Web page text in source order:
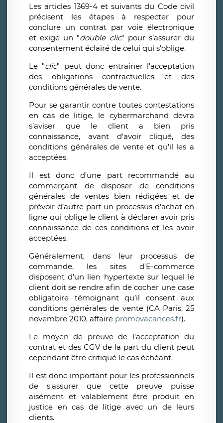
Les articles 1369-4 et suivants du Code civil
précisent les étapes à respecter pour
conclure un contrat par voie électronique
et exige un "double clic" pour s’assurer du
consentement éclairé de celui qui s’oblige.
Le "clic" peut donc entrainer l'acceptation
des obligations contractuelles et des
conditions générales de vente.
Pour se garantir contre toutes contestations
en cas de litige, le cybermarchand devra
s’aviser que le client a bien pris
connaissance, avant d’avoir cliqué, des
conditions générales de vente et qu’il les a
acceptées.
Il est donc d’une part recommandé au
commerçant de disposer de conditions
générales de ventes bien rédigées et de
prévoir d’autre part un processus d’achat en
ligne qui oblige le client à déclarer avoir pris
connaissance de ces conditions et les avoir
acceptées.
Généralement, dans leur processus de
commande, les sites d'E-commerce
disposent d’un lien hypertexte sur lequel le
client doit se rendre afin de cocher une case
obligatoire témoignant qu’il consent aux
conditions générales de vente (CA Paris, 25
novembre 2010, affaire promovacances.fr).
Le moyen de preuve de l'acceptation du
contrat et des CGV de la part du client peut
cependant être critiqué le cas échéant.
Il est donc important pour les professionnels
de s'assurer que cette preuve puisse
aisément et valablement être produit en
justice en cas de litige avec un de leurs
clients.